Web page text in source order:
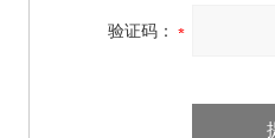
验证码：